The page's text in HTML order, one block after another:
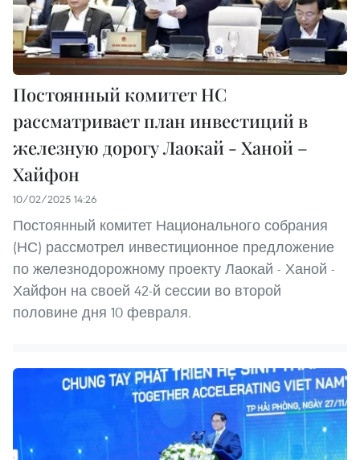
Постоянный комитет НС
рассматривает план инвестиций в
железную дорогу Лаокай - Ханой –
Хайфон
10/02/2025 14:26
Постоянный комитет Национального собрания
(НС) рассмотрел инвестиционное предложение
по железнодорожному проекту Лаокай - Ханой -
Хайфон на своей 42-й сессии во второй
половине дня 10 февраля.